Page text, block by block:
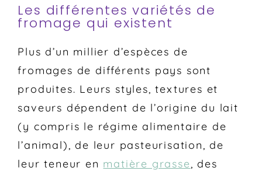
Les différentes variétés de
fromage qui existent
Plus d’un millier d’espèces de
fromages de différents pays sont
produites. Leurs styles, textures et
saveurs dépendent de l’origine du lait
(y compris le régime alimentaire de
l’animal), de leur pasteurisation, de
leur teneur en matière grasse , des